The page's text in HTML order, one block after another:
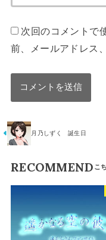
次回のコメントで
前、メールアドレス
月乃しずく 誕生日
RECOMMEND